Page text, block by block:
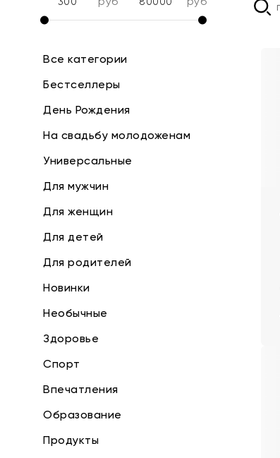
Все категории
Бестселлеры
День Рождения
На свадьбу молодоженам
Универсальные
Для мужчин
Для женщин
Для детей
Для родителей
Новинки
Необычные
Здоровье
Спорт
Впечатления
Образование
Продукты